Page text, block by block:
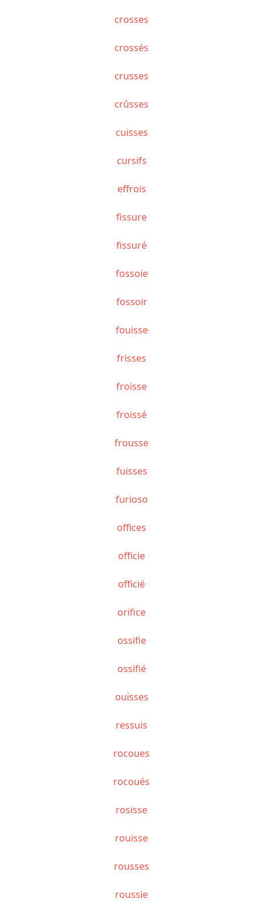
crosses
crossés
crusses
crûsses
cuisses
cursifs
effrois
fissure
fissuré
fossoie
fossoir
fouisse
frisses
froisse
froissé
frousse
fuisses
furioso
offices
officie
officié
orifice
ossifie
ossifié
ouïsses
ressuis
rocoues
rocoués
rosisse
rouisse
rousses
roussie